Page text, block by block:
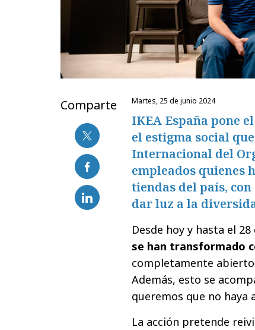
Comparte martes, 25 de junio 2024
IKEA España pone
el estigma social
Internacional del
empleados quienes
tiendas del país,
dar luz a la
Desde hoy y hasta el
se han transformado
completamente
Además, esto se
queremos que no haya
La acción pretende